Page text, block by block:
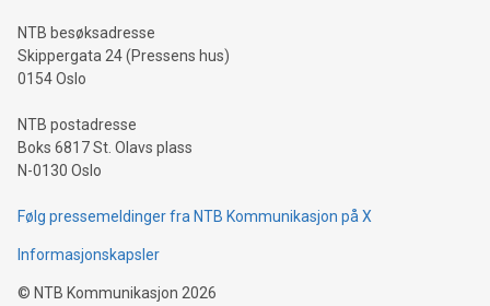
NTB besøksadresse
Skippergata 24 (Pressens hus)
0154 Oslo
NTB postadresse
Boks 6817 St. Olavs plass
N-0130 Oslo
Følg pressemeldinger fra NTB Kommunikasjon på X
Informasjonskapsler
© NTB Kommunikasjon 2026